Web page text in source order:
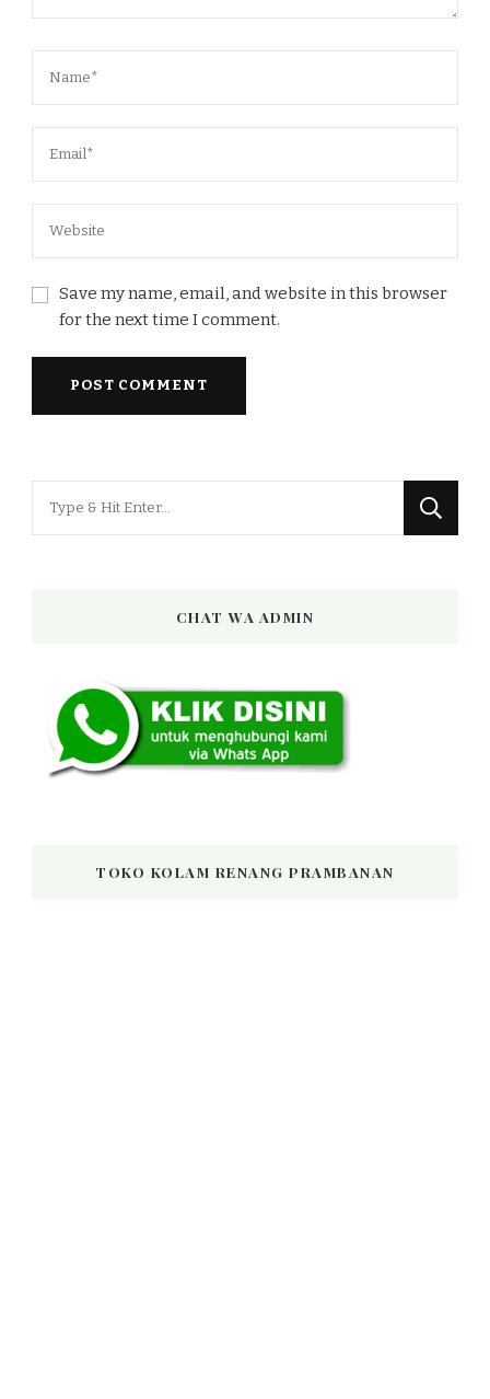
Save my name, email, and website in this browser
for the next time I comment.
CHAT WA ADMIN
TOKO KOLAM RENANG PRAMBANAN